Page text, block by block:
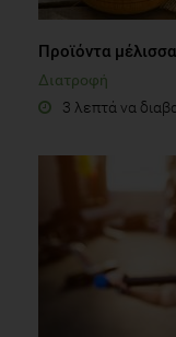
Προϊόντα
Διατροφή
3 λεπτά να